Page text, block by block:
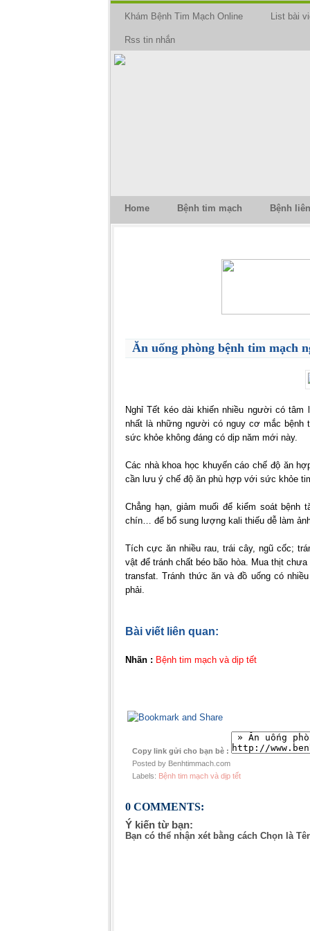
Khám Bệnh Tim Mạch Online List bài
Rss tin nhắn
Home Bệnh tim mạch Bệnh
Ăn uống phòng bệnh tim mạch
Nghỉ Tết kéo dài khiến nhiều người có tâm
nhất là những người có nguy cơ mắc bệnh
sức khỏe không đáng có dịp năm mới này.
Các nhà khoa học khuyến cáo chế độ ăn
cần lưu ý chế độ ăn phù hợp với sức khỏe
Chẳng hạn, giảm muối để kiểm soát
chín… để bổ sung lượng kali thiếu dễ làm
Tích cực ăn nhiều rau, trái cây, ngũ cốc;
vật để tránh chất béo bão hòa. Mua thịt
transfat. Tránh thức ăn và đồ uống có
phải.
Bài viết liên quan:
Nhãn : Bệnh tim mạch và dịp tết
Copy link gửi cho bạn bè :
Posted by Benhtimmach.com
Labels: Bệnh tim mạch và dịp tết
0 COMMENTS:
Ý kiến từ bạn:
Bạn có thể nhận xét bằng cách Chọn là